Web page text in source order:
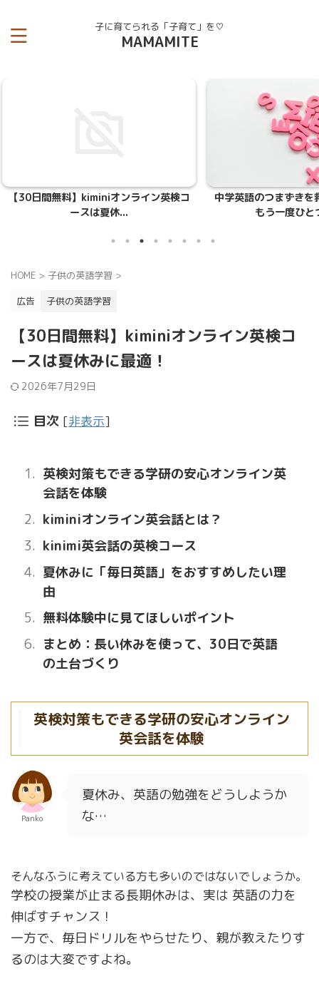
子に育てられる「子育て」を♡
MAMAMITE
ン英検コ
中学英語のつまずきを救う「中学英語を
もう一度ひとつひと...
【これさ
HOME > 子供の英語学習 >
広告
子供の英語学習
【30日間無料】kiminiオンライン英検コ
ースは夏休みに最適！
2026年7月29日
目次 [非表示]
英検対策もできる学研の安心オンライン英
会話を体験
kiminiオンライン英会話とは？
kinimi英会話の英検コース
夏休みに「毎日英語」をおすすめしたい理
由
無料体験中に見てほしいポイント
まとめ：長い休みを使って、30日で英語
の土台づくり
英検対策もできる学研の安心オンライン
英会話を体験
Panko
夏休み、英語の勉強をどうしようか
な…
そんなふうに考えている方も多いのではないでしょうか。
学校の授業が止まる長期休みは、実は 英語の力を
伸ばすチャンス！
一方で、毎日ドリルをやらせたり、親が教えたりす
るのは大変ですよね。